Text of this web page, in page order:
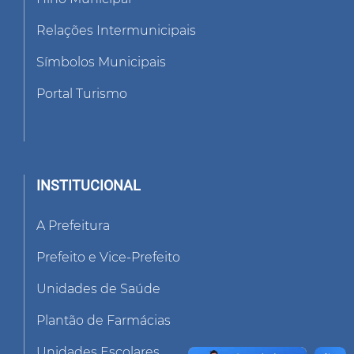
Relações Intermunicipais
Símbolos Municipais
Portal Turismo
INSTITUCIONAL
A Prefeitura
Prefeito e Vice-Prefeito
Unidades de Saúde
Plantão de Farmácias